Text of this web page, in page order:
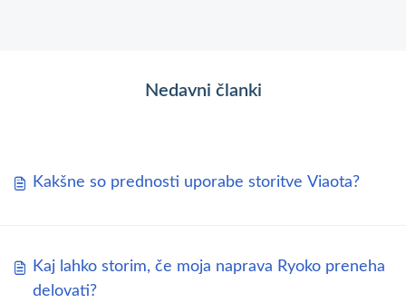
Nedavni članki
Kakšne so prednosti uporabe storitve Viaota?
Kaj lahko storim, če moja naprava Ryoko preneha
delovati?